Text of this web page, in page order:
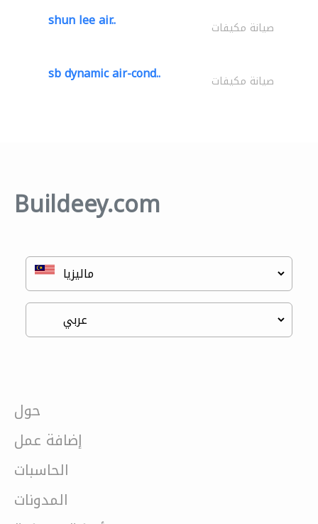
shun lee air.. صيانة مكيفات
sb dynamic air-cond.. صيانة مكيفات
Buildeey.com
حول
إضافة عمل
الحاسبات
المدونات